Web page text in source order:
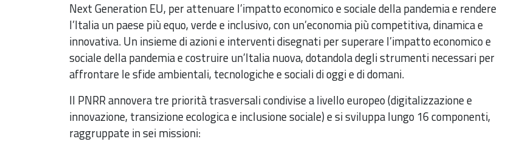
Next Generation EU, per attenuare l’impatto economico e sociale della pandemia e rendere
l’Italia un paese più equo, verde e inclusivo, con un’economia più competitiva, dinamica e
innovativa. Un insieme di azioni e interventi disegnati per superare l’impatto economico e
sociale della pandemia e costruire un’Italia nuova, dotandola degli strumenti necessari per
affrontare le sfide ambientali, tecnologiche e sociali di oggi e di domani.
Il PNRR annovera tre priorità trasversali condivise a livello europeo (digitalizzazione e
innovazione, transizione ecologica e inclusione sociale) e si sviluppa lungo 16 componenti,
raggruppate in sei missioni: